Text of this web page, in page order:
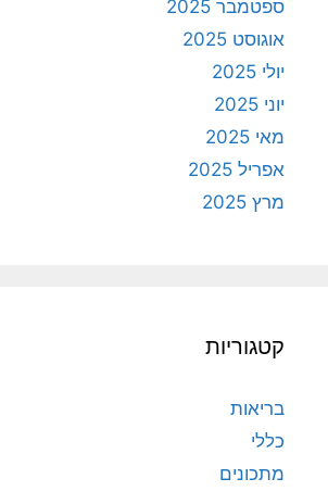
ספטמבר 2025
אוגוסט 2025
יולי 2025
יוני 2025
מאי 2025
אפריל 2025
מרץ 2025
קטגוריות
בריאות
כללי
מתכונים